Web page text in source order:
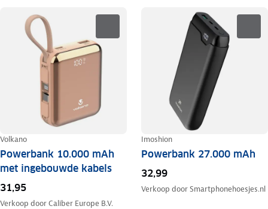
Volkano
Powerbank 10.000 mAh
met ingebouwde kabels
31,95
Verkoop doorCaliber Europe B.V.
Imoshion
Powerbank 27.000 mAh
32,99
Verkoop doorSmartphonehoesjes.nl